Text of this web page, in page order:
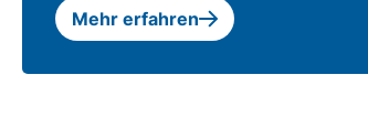
Mehr erfahren